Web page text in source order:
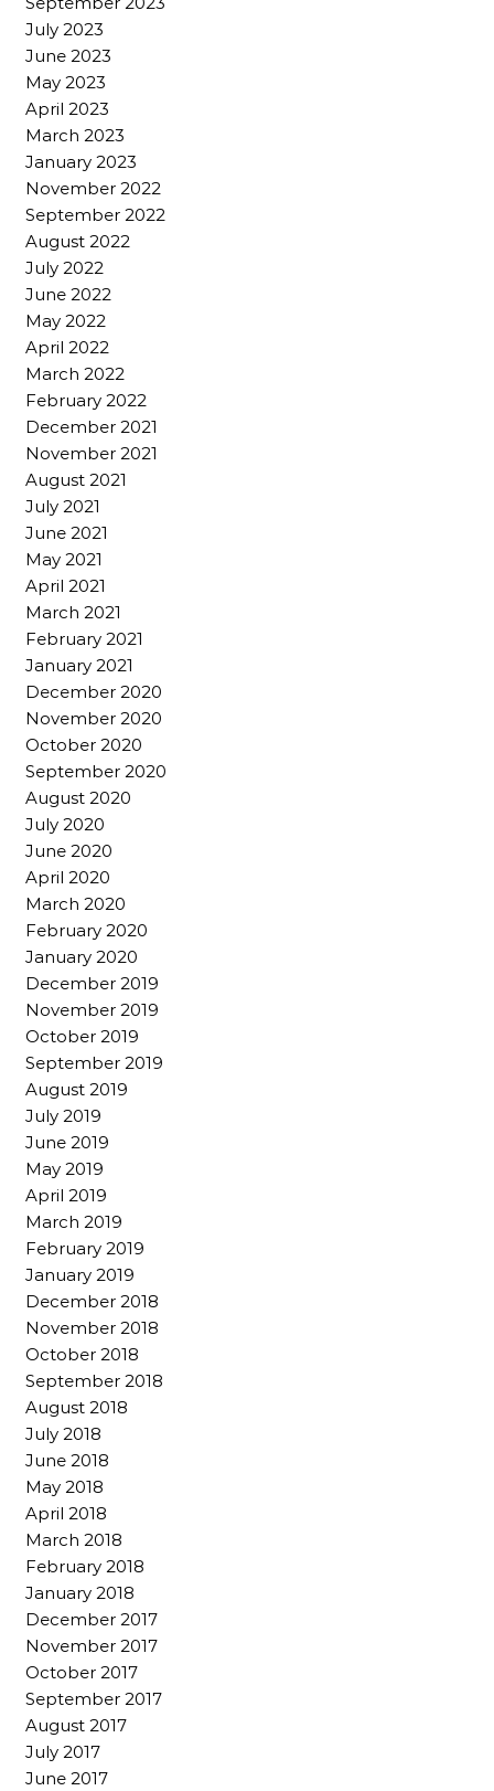
July 2023
June 2023
May 2023
April 2023
March 2023
January 2023
November 2022
September 2022
August 2022
July 2022
June 2022
May 2022
April 2022
March 2022
February 2022
December 2021
November 2021
August 2021
July 2021
June 2021
May 2021
April 2021
March 2021
February 2021
January 2021
December 2020
November 2020
October 2020
September 2020
August 2020
July 2020
June 2020
April 2020
March 2020
February 2020
January 2020
December 2019
November 2019
October 2019
September 2019
August 2019
July 2019
June 2019
May 2019
April 2019
March 2019
February 2019
January 2019
December 2018
November 2018
October 2018
September 2018
August 2018
July 2018
June 2018
May 2018
April 2018
March 2018
February 2018
January 2018
December 2017
November 2017
October 2017
September 2017
August 2017
July 2017
June 2017